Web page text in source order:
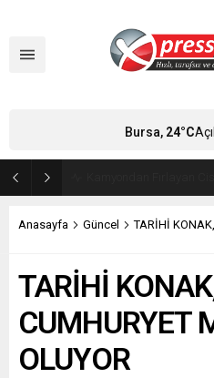
Bursa, 24°C
Anasayfa Güncel TARİHİ
TARİHİ
CUMHURYET
OLUYOR